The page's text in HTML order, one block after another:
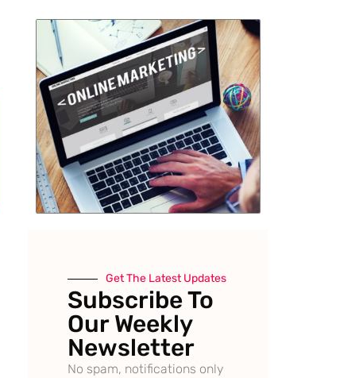
Get The Latest Updates
Subscribe To
Our Weekly
Newsletter
No spam, notifications only